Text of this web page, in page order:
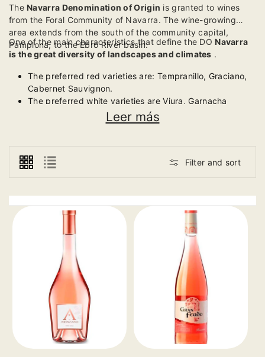
TheNavarra Denomination of Origin is granted to wines
from the Foral Community of Navarra. The wine-growing
area extends from the south of the community capital,
Pamplona, ​​to the Ebro River basin.
One of the main characteristics that define the DONavarra
is the great diversity of landscapes and climates .
The preferred red varieties are: Tempranillo, Graciano,
Cabernet Sauvignon.
The preferred white varieties are Viura, Garnacha
Blanca and Malvasía.Leer más
Filter and sort